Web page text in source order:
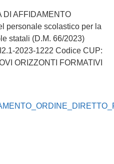
DI AFFIDAMENTO
personale scolastico per la
statali (D.M. 66/2023)
2023-1222 Codice CUP:
ORIZZONTI FORMATIVI